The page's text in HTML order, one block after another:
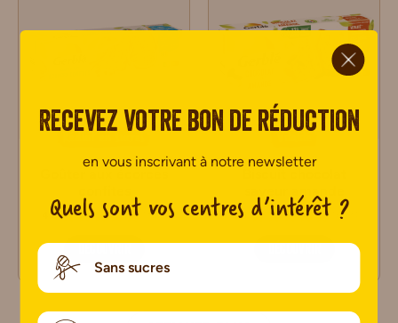
Réduit en sucres
4.5 375)
Vitalité
4.6 642
Recevez votre bon de réduction
en vous inscrivant à notre newsletter
Quels sont vos centres d’intérêt ?
Sans sucres